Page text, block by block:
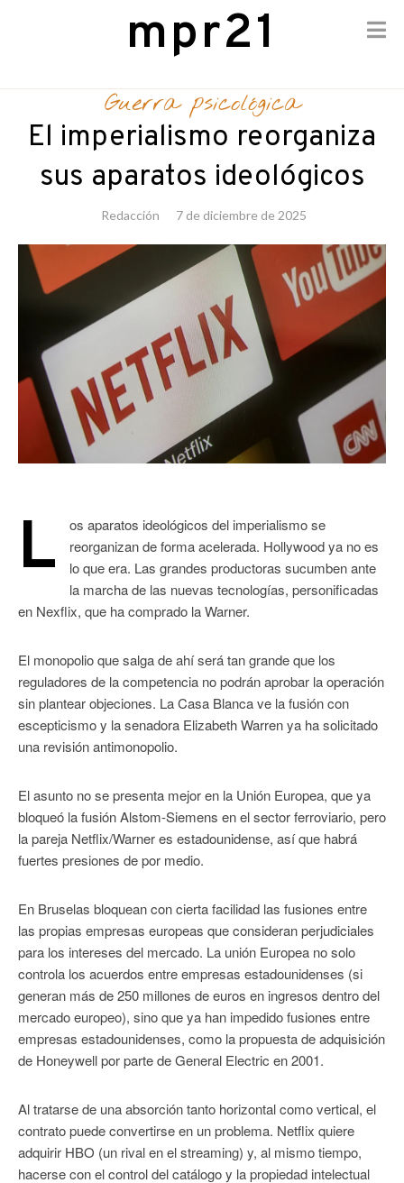
content
mpr21
Guerra psicológica
El imperialismo reorganiza
sus aparatos ideológicos
Redacción 7 de diciembre de 2025
L
os aparatos ideológicos del imperialismo se
reorganizan de forma acelerada. Hollywood ya no es
lo que era. Las grandes productoras sucumben ante
la marcha de las nuevas tecnologías, personificadas
en Nexflix, que ha comprado la Warner.
El monopolio que salga de ahí será tan grande que los
reguladores de la competencia no podrán aprobar la operación
sin plantear objeciones. La Casa Blanca ve la fusión con
escepticismo y la senadora Elizabeth Warren ya ha solicitado
una revisión antimonopolio.
El asunto no se presenta mejor en la Unión Europea, que ya
bloqueó la fusión Alstom-Siemens en el sector ferroviario, pero
la pareja Netflix/Warner es estadounidense, así que habrá
fuertes presiones de por medio.
En Bruselas bloquean con cierta facilidad las fusiones entre
las propias empresas europeas que consideran perjudiciales
para los intereses del mercado. La unión Europea no solo
controla los acuerdos entre empresas estadounidenses (si
generan más de 250 millones de euros en ingresos dentro del
mercado europeo), sino que ya han impedido fusiones entre
empresas estadounidenses, como la propuesta de adquisición
de Honeywell por parte de General Electric en 2001.
Al tratarse de una absorción tanto horizontal como vertical, el
contrato puede convertirse en un problema. Netflix quiere
adquirir HBO (un rival en el streaming) y, al mismo tiempo,
hacerse con el control del catálogo y la propiedad intelectual